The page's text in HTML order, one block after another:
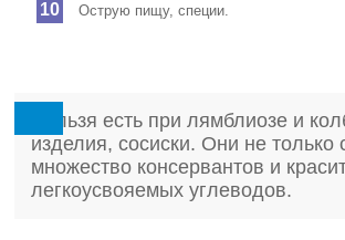
Острую пищу, специи.
Нельзя есть при лямблиозе и
изделия, сосиски. Они не только
множество консервантов и
легкоусвояемых углеводов.